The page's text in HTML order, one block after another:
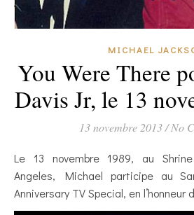
MICHAEL
You Were There
Davis Jr, le 13
13 novembre 2013/ No
Le 13 novembre 1989, au Shrine Auditorium de Los
Angeles, Michael participe au
Anniversary TV Special, en l’honneur